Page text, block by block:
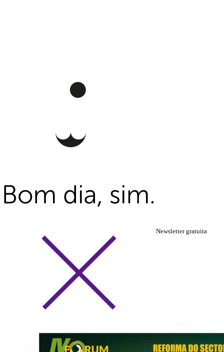
Newsletter gratuita